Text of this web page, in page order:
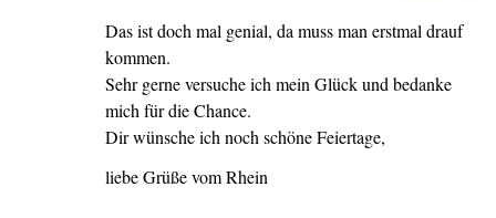
Das ist doch mal genial, da muss man erstmal drauf
kommen.
Sehr gerne versuche ich mein Glück und bedanke
mich für die Chance.
Dir wünsche ich noch schöne Feiertage,
liebe Grüße vom Rhein